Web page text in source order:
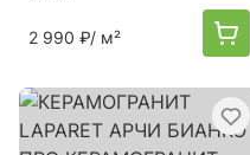
2 990 ₽/ м²